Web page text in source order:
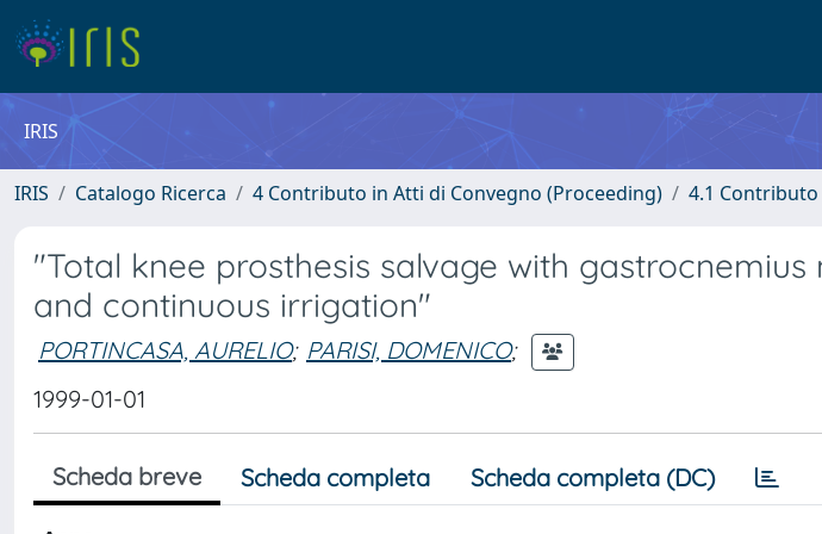
IRIS
IRIS Catalogo Ricerca 4 Contributo in Atti di Convegno (Proceeding) 4.1
"Total knee prosthesis salvage with
and continuous irrigation"
PORTINCASA, AURELIO; PARISI, DOMENICO;
1999-01-01
Scheda breve Scheda completa Scheda completa (DC)